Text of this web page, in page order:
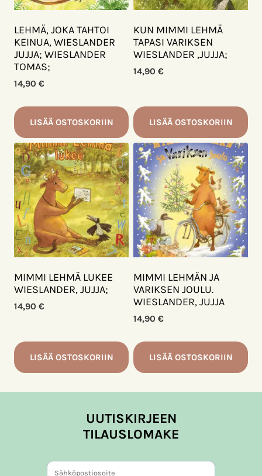
LEHMÄ, JOKA TAHTOI
KEINUA, WIESLANDER
JUJJA; WIESLANDER
TOMAS;
14,90 €
LISÄÄ OSTOSKORIIN
KUN MIMMI LEHMÄ
TAPASI VARIKSEN
WIESLANDER ,JUJJA;
14,90 €
LISÄÄ OSTOSKORIIN
MIMMI LEHMÄ LUKEE
WIESLANDER, JUJJA;
14,90 €
LISÄÄ OSTOSKORIIN
MIMMI LEHMÄN JA
VARIKSEN JOULU.
WIESLANDER, JUJJA
14,90 €
LISÄÄ OSTOSKORIIN
UUTISKIRJEEN
TILAUSLOMAKE